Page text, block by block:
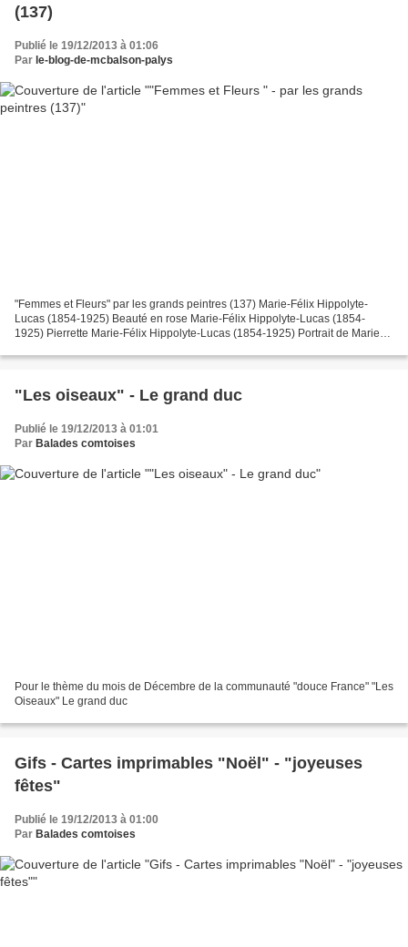
(137)
Publié le 19/12/2013 à 01:06
Par le-blog-de-mcbalson-palys
"Femmes et Fleurs" par les grands peintres (137) Marie-Félix Hippolyte-
Lucas (1854-1925) Beauté en rose Marie-Félix Hippolyte-Lucas (1854-
1925) Pierrette Marie-Félix Hippolyte-Lucas (1854-1925) Portrait de Marie
"Les oiseaux" - Le grand duc
Publié le 19/12/2013 à 01:01
Par Balades comtoises
Pour le thème du mois de Décembre de la communauté "douce France" "Les
Oiseaux" Le grand duc
Gifs - Cartes imprimables "Noël" - "joyeuses
fêtes"
Publié le 19/12/2013 à 01:00
Par Balades comtoises